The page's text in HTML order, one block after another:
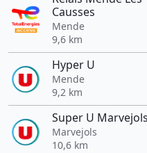
Causses
Mende
9,6 km
Hyper U
Mende
9,2 km
Super U Marvejols
Marvejols
10,6 km